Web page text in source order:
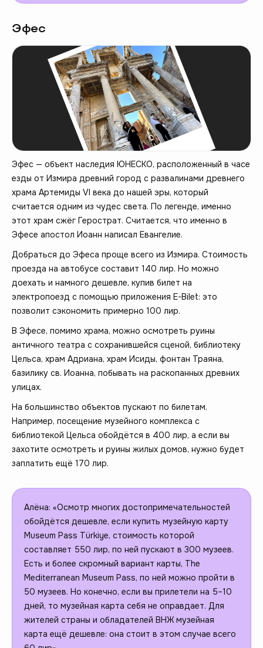
Эфес
Эфес — объект наследия ЮНЕСКО, расположенный в часе
езды от Измира древний город с развалинами древнего
храма Артемиды VI века до нашей эры, который
считается одним из чудес света. По легенде, именно
этот храм сжёг Герострат. Считается, что именно в
Эфесе апостол Иоанн написал Евангелие.
Добраться до Эфеса проще всего из Измира. Стоимость
проезда на автобусе составит 140 лир. Но можно
доехать и намного дешевле, купив билет на
электропоезд с помощью приложения E-Bilet: это
позволит сэкономить примерно 100 лир.
В Эфесе, помимо храма, можно осмотреть руины
античного театра с сохранившейся сценой, библиотеку
Цельса, храм Адриана, храм Исиды, фонтан Траяна,
базилику св. Иоанна, побывать на раскопанных древних
улицах.
На большинство объектов пускают по билетам.
Например, посещение музейного комплекса с
библиотекой Цельса обойдётся в 400 лир, а если вы
захотите осмотреть и руины жилых домов, нужно будет
заплатить ещё 170 лир.
Алёна: «Осмотр многих достопримечательностей
обойдётся дешевле, если купить музейную карту
Museum Pass Türkiye, стоимость которой
составляет 550 лир, по ней пускают в 300 музеев.
Есть и более скромный вариант карты, The
Mediterranean Museum Pass, по ней можно пройти в
50 музеев. Но конечно, если вы прилетели на 5–10
дней, то музейная карта себя не оправдает. Для
жителей страны и обладателей ВНЖ музейная
карта ещё дешевле: она стоит в этом случае всего